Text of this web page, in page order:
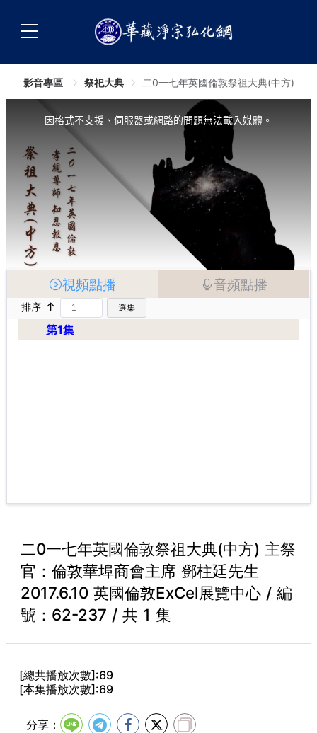
影音專區 祭祀大典 二0一七年英國倫敦祭祖大典(中方)
因格式不支援、伺服器或網路的問題無法載入媒體。
視頻點播 音頻點播
排序 ↑ 選集
第1集
二0一七年英國倫敦祭祖大典(中方) 主祭
官：倫敦華埠商會主席 鄧柱廷先生
2017.6.10 英國倫敦ExCel展覽中心 / 編
號：62-237 / 共 1 集
[總共播放次數]:69
[本集播放次數]:69
分享：